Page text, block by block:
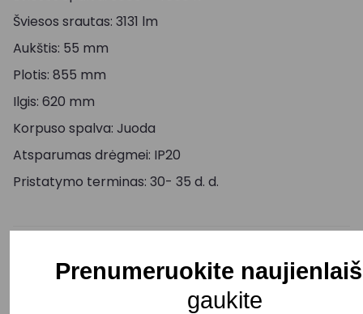
Šviesos srautas: 3131 lm
Aukštis: 55 mm
Plotis: 855 mm
Ilgis: 620 mm
Korpuso spalva: Juoda
Atsparumas drėgmei: IP20
Pristatymo terminas: 30- 35 d. d.
Prenumeruokite
gaukite